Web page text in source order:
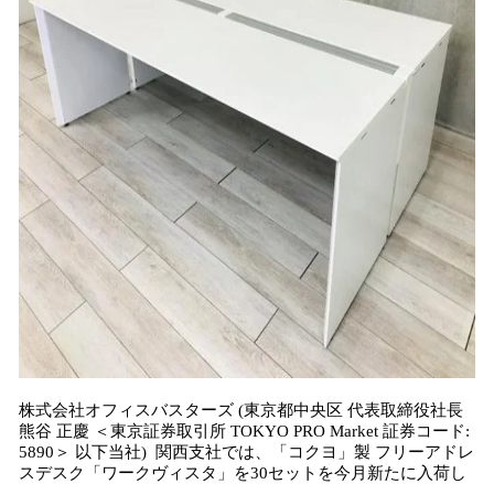
込
み
中
で
す
株式会社オフィスバスターズ (東京都中央区 代表取締役社⻑
熊⾕ 正慶 ＜東京証券取引所 TOKYO PRO Market 証券コード:
5890＞ 以下当社) 関西支社では、「コクヨ」製 フリーアドレ
スデスク「ワークヴィスタ」を30セットを今月新たに入荷し